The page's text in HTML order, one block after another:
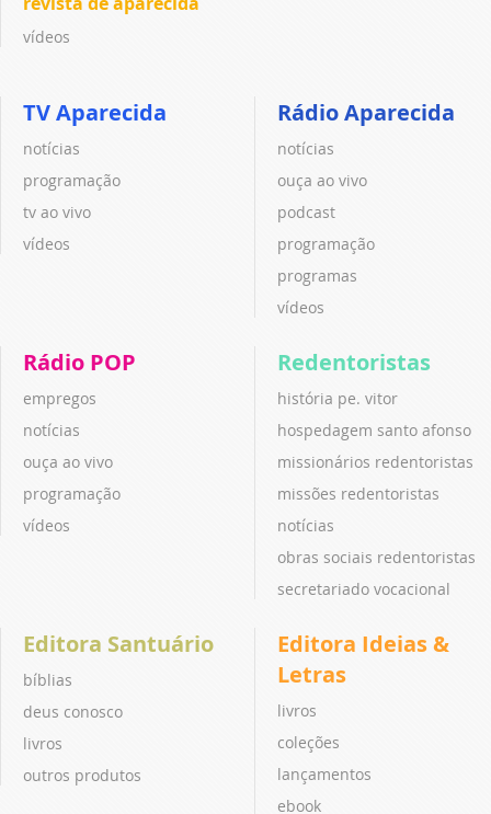
vídeos
TV Aparecida
notícias
programação
tv ao vivo
vídeos
Rádio Aparecida
notícias
ouça ao vivo
podcast
programação
programas
vídeos
Rádio POP
empregos
notícias
ouça ao vivo
programação
vídeos
Redentoristas
história pe. vitor
hospedagem santo afonso
missionários redentoristas
missões redentoristas
notícias
obras sociais redentoristas
secretariado vocacional
Editora Santuário
bíblias
deus conosco
livros
outros produtos
Editora Ideias &
Letras
livros
coleções
lançamentos
ebook